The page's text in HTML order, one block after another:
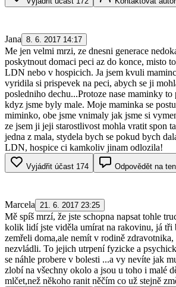
Jana 8. 6. 2017 14:17
Me jen velmi mrzi, ze dnesni generace
poskytnout domaci peci az do konce, misto
LDN nebo v hospicich. Ja jsem kvuli
vyridila si prispevek na peci, abych se ji
posledniho dechu...Protoze nase maminky to
kdyz jsme byly male. Moje maminka se
miminko, obe jsme vnimaly jak jsme si
ze jsem ji jeji starostlivost mohla vratit spon
jedna z mala, stydela bych se pokud bych
LDN, hospice ci kamkoliv jinam odlozila!
Vyjádřit účast 174 Odpovědět na
Marcela 21. 6. 2017 23:25
Mě spíš mrzí, že jste schopna napsat tohle
kolik lidí jste viděla umírat na rakovinu, já tři
zemřeli doma,ale nemít v rodině
nezvládli. To jejich utrpení fyzicke a
se náhle probere v bolesti ...a vy nevíte jak
zlobí na všechny okolo a jsou u toho i malé
mlčet,než někoho ranit něčím co už stejně